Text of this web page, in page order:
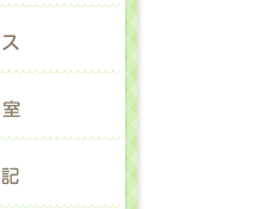
課外教室
活動日記